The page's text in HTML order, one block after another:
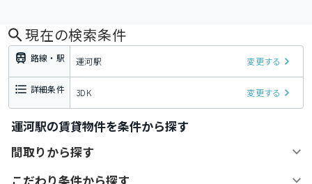
現在の検索条件
路線・駅 運河駅 変更する
詳細条件 3DK 変更する
運河駅の賃貸物件を条件から探す
間取りから探す
こだわり条件から探す